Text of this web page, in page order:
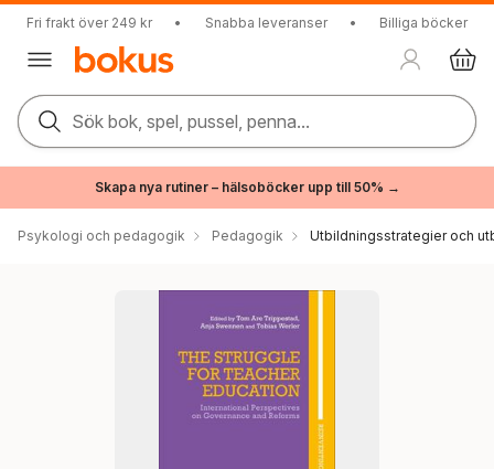
Fri frakt över 249 kr • Snabba leveranser • Billiga böcker
Sök bok, spel, pussel, penna...
Skapa nya rutiner – hälsoböcker upp till 50% →
Psykologi och pedagogik Pedagogik Utbildningsstrategier och